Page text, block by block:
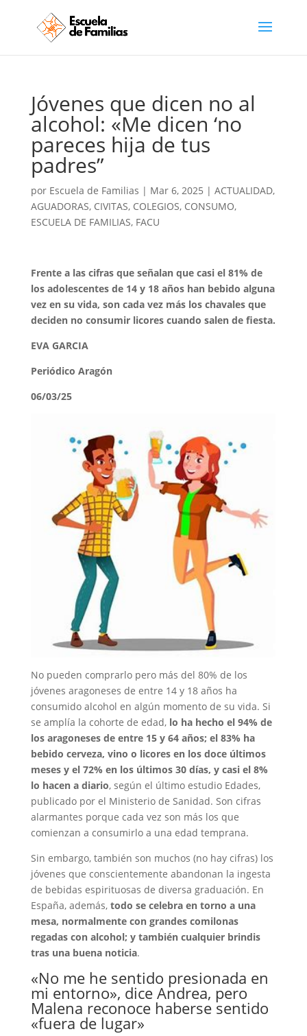
Jóvenes que dicen no al
alcohol: «Me dicen ‘no
pareces hija de tus
padres”
por Escuela de Familias | Mar 6, 2025 | ACTUALIDAD,
AGUADORAS, CIVITAS, COLEGIOS, CONSUMO,
ESCUELA DE FAMILIAS, FACU
Frente a las cifras que señalan que casi el 81% de
los adolescentes de 14 y 18 años han bebido alguna
vez en su vida, son cada vez más los chavales que
deciden no consumir licores cuando salen de fiesta.
EVA GARCIA
Periódico Aragón
06/03/25
No pueden comprarlo pero más del 80% de los
jóvenes aragoneses de entre 14 y 18 años ha
consumido alcohol en algún momento de su vida. Si
se amplía la cohorte de edad, lo ha hecho el 94% de
los aragoneses de entre 15 y 64 años; el 83% ha
bebido cerveza, vino o licores en los doce últimos
meses y el 72% en los últimos 30 días, y casi el 8%
lo hacen a diario, según el último estudio Edades,
publicado por el Ministerio de Sanidad. Son cifras
alarmantes porque cada vez son más los que
comienzan a consumirlo a una edad temprana.
Sin embargo, también son muchos (no hay cifras) los
jóvenes que conscientemente abandonan la ingesta
de bebidas espirituosas de diversa graduación. En
España, además,todo se celebra en torno a una
mesa, normalmente con grandes comilonas
regadas con alcohol; y también cualquier brindis
tras una buena noticia.
«No me he sentido presionada en
mi entorno», dice Andrea, pero
Malena reconoce haberse sentido
«fuera de lugar»